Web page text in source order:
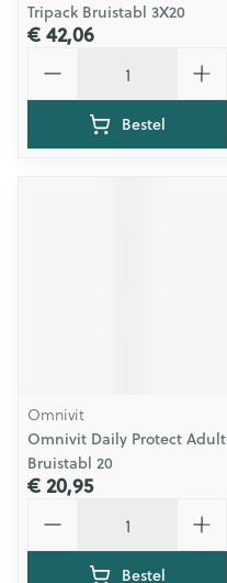
Tripack Bruistabl 3X20
€ 42,06
Bestel
Omnivit
Omnivit Daily Protect Adult
Bruistabl 20
€ 20,95
Bestel